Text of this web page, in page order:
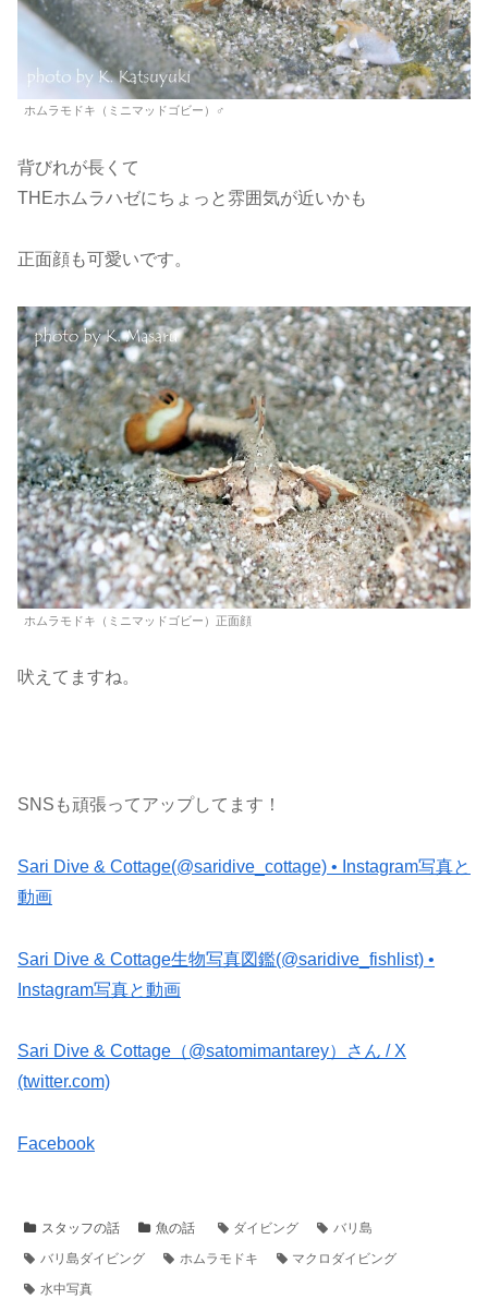
ホムラモドキ（ミニマッドゴビー）♂
背びれが長くて
THEホムラハゼにちょっと雰囲気が近いかも
正面顔も可愛いです。
ホムラモドキ（ミニマッドゴビー）正面顔
吠えてますね。
SNSも頑張ってアップしてます！
Sari Dive & Cottage(@saridive_cottage) • Instagram写真と
動画
Sari Dive & Cottage生物写真図鑑(@saridive_fishlist) •
Instagram写真と動画
Sari Dive & Cottage（@satomimantarey）さん / X
(twitter.com)
Facebook
スタッフの話 魚の話 ダイビング
バリ島
バリ島ダイビング
ホムラモドキ
マクロダイビング
水中写真